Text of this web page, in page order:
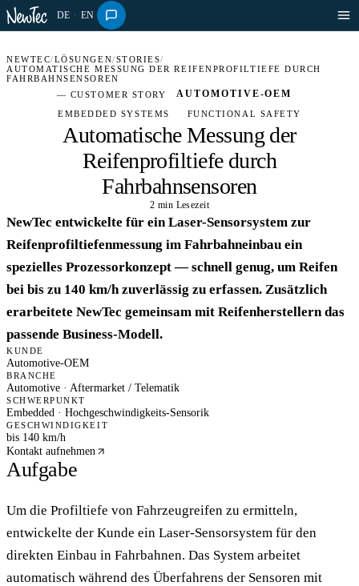
DE · EN
NEWTEC/LÖSUNGEN/STORIES/
AUTOMATISCHE MESSUNG DER REIFENPROFILTIEFE DURCH
FAHRBAHNSENSOREN
— CUSTOMER STORY
AUTOMOTIVE-OEM
EMBEDDED SYSTEMS FUNCTIONAL SAFETY
Automatische Messung der
Reifenprofiltiefe durch
Fahrbahnsensoren
2 min Lesezeit
AUTOMOTIVE · STORY
NewTec entwickelte für ein Laser-Sensorsystem zur
Reifenprofiltiefenmessung im Fahrbahneinbau ein
spezielles Prozessorkonzept — schnell genug, um Reifen
bei bis zu 140 km/h zuverlässig zu erfassen. Zusätzlich
erarbeitete NewTec gemeinsam mit Reifenherstellern das
passende Business-Modell.
KUNDE
Automotive-OEM
BRANCHE
Automotive · Aftermarket / Telematik
SCHWERPUNKT
Embedded · Hochgeschwindigkeits-Sensorik
GESCHWINDIGKEIT
bis 140 km/h
Kontakt aufnehmen
Aufgabe
Um die Profiltiefe von Fahrzeugreifen zu ermitteln,
entwickelte der Kunde ein Laser-Sensorsystem für den
direkten Einbau in Fahrbahnen. Das System arbeitet
automatisch während des Überfahrens der Sensoren mit